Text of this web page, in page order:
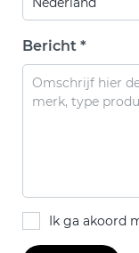
Bericht *
Ik ga akoord